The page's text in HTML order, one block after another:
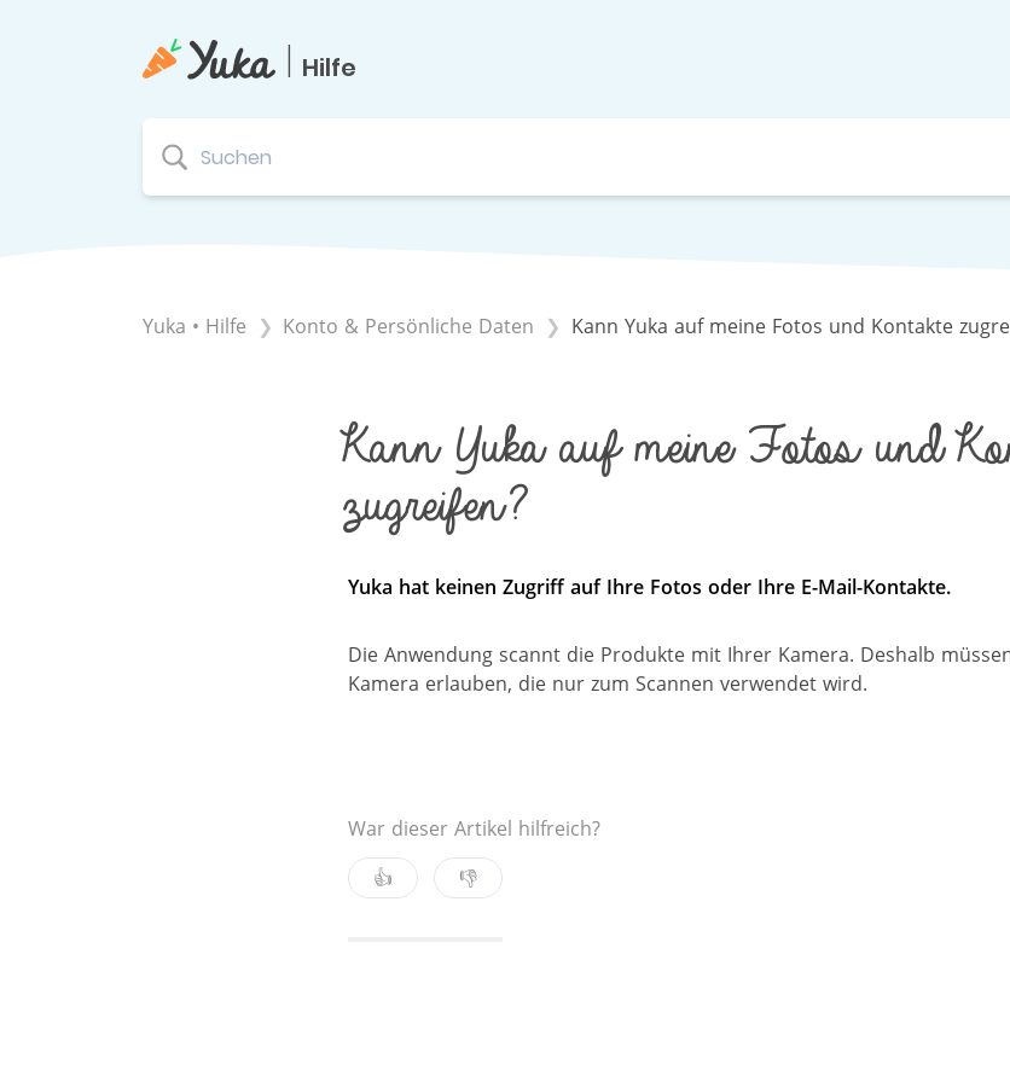
| Hilfe
Yuka • Hilfe ​Konto & Persönliche Daten Kann Yuka auf meine Fotos und Kontakte
Kann Yuka auf meine Fotos und
zugreifen?
Yuka hat keinen Zugriff auf Ihre Fotos oder Ihre E-Mail-Kontakte.
Die Anwendung scannt die Produkte mit Ihrer Kamera. Deshalb
Kamera erlauben, die nur zum Scannen verwendet wird.
War dieser Artikel hilfreich?
👍
👎